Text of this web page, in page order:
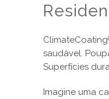
ClimateCoating
saudável.
Superfícies
Imagine uma